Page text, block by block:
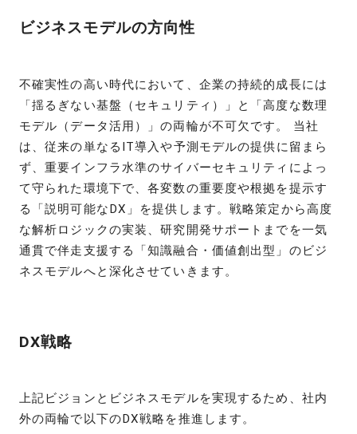
ビジネスモデルの方向性
不確実性の高い時代において、企業の持続的成長には
「揺るぎない基盤（セキュリティ）」と「高度な数理
モデル（データ活用）」の両輪が不可欠です。 当社
は、従来の単なるIT導入や予測モデルの提供に留まら
ず、重要インフラ水準のサイバーセキュリティによっ
て守られた環境下で、各変数の重要度や根拠を提示す
る「説明可能なDX」を提供します。戦略策定から高度
な解析ロジックの実装、研究開発サポートまでを一気
通貫で伴走支援する「知識融合・価値創出型」のビジ
ネスモデルへと深化させていきます。
DX戦略
上記ビジョンとビジネスモデルを実現するため、社内
外の両輪で以下のDX戦略を推進します。